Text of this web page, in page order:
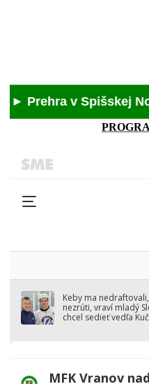
► Prehra v Spišskej